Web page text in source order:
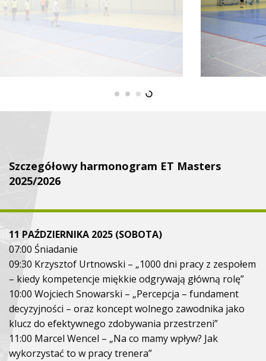
Szczegółowy harmonogram ET Masters
2025/2026
11 PAŹDZIERNIKA 2025 (SOBOTA)
07:00 Śniadanie
09:30 Krzysztof Urtnowski – „1000 dni pracy z zespołem
– kiedy kompetencje miękkie odgrywają główną rolę”
10:00 Wojciech Snowarski – „Percepcja – fundament
decyzyjności – oraz koncept wolnego zawodnika jako
klucz do efektywnego zdobywania przestrzeni”
11:00 Marcel Wencel – „Na co mamy wpływ? Jak
wykorzystać to w pracy trenera”